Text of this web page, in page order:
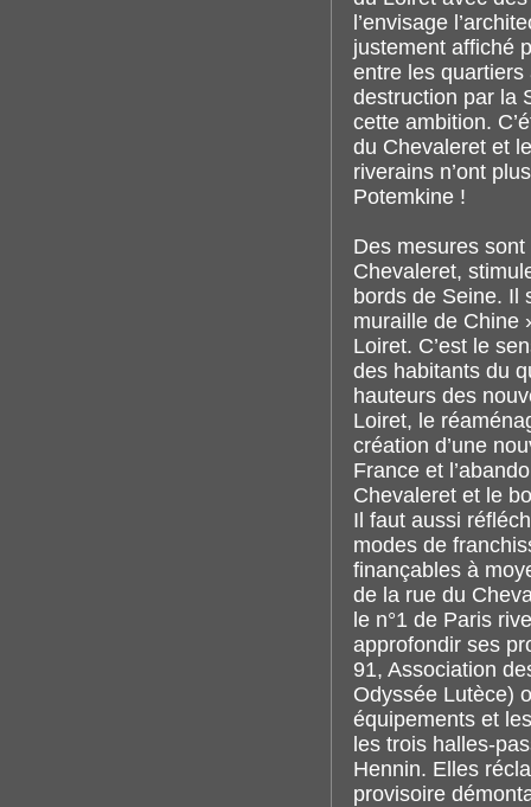
l’envisage
justement affiché
entre les
destruction par la
cette ambition.
du Chevaleret et
riverains n’ont
Potemkine !
Des mesures
Chevaleret,
bords de Seine. Il
muraille de Chine
Loiret. C’est le
des habitants du
hauteurs des
Loiret, le
création d’une
France et
Chevaleret et le
Il faut aussi
modes de
finançables à
de la rue du
le n°1 de Paris
approfondir ses
91, Association
Odyssée Lutèce)
équipements et
les trois halles-
Hennin. Elles
provisoire